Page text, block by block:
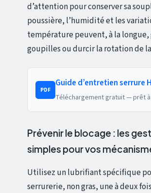
d’attention pour conserver sa
poussière, l’humidité et les
température peuvent, à la
goupilles ou durcir la rotation de
PDF
Guide d’entretien serrure
Téléchargement gratuit — prêt
Prévenir le blocage : les
simples pour vos
Utilisez un lubrifiant spécifique
serrurerie, non gras, une à deux